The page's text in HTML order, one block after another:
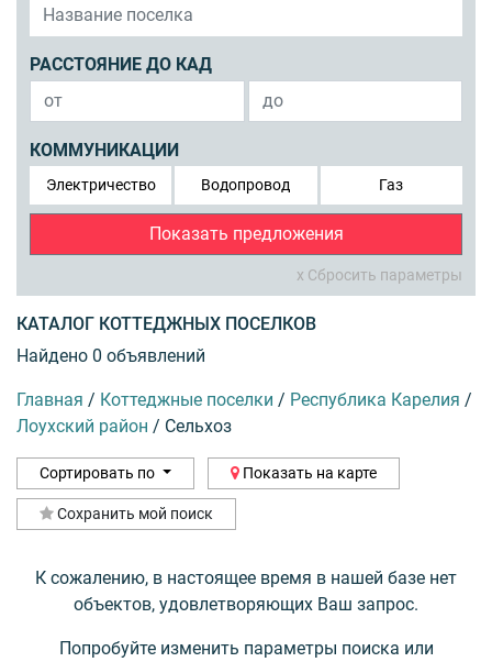
РАССТОЯНИЕ ДО КАД
КОММУНИКАЦИИ
Электричество Водопровод Газ
Показать предложения
x Сбросить параметры
КАТАЛОГ КОТТЕДЖНЫХ ПОСЕЛКОВ
Найдено 0 объявлений
Главная / Коттеджные поселки / Республика Карелия /
Лоухский район / Сельхоз
Сортировать по Показать на карте
Сохранить мой поиск
К сожалению, в настоящее время в нашей базе нет
объектов, удовлетворяющих Ваш запрос.
Попробуйте изменить параметры поиска или